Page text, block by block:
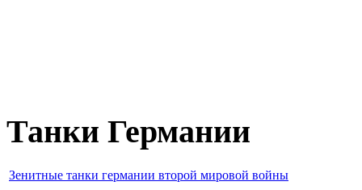
Танки Германии
Зенитные танки германии второй мировой войны